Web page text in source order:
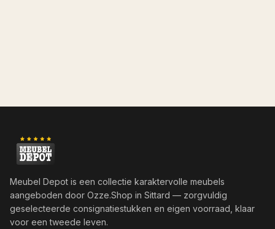
Meubel Depot is een collectie karaktervolle meubels
aangeboden door Ozze.Shop in Sittard — zorgvuldig
geselecteerde consignatiestukken en eigen voorraad, klaar
voor een tweede leven.